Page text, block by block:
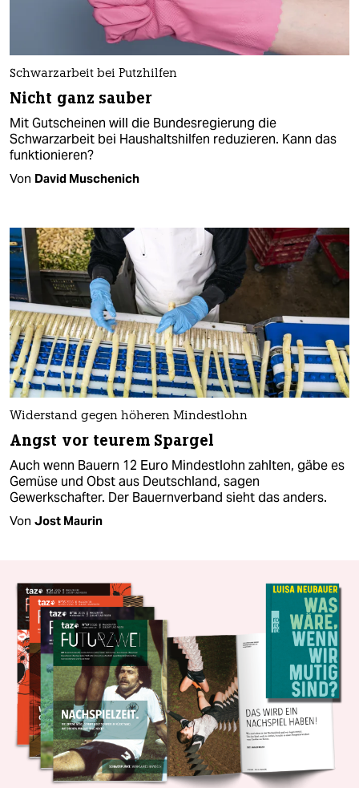
Schwarzarbeit bei Putzhilfen
Nicht ganz sauber
Mit Gutscheinen will die Bundesregierung die
Schwarzarbeit bei Haushaltshilfen reduzieren. Kann das
funktionieren?
Von David Muschenich
Widerstand gegen höheren Mindestlohn
Angst vor teurem Spargel
Auch wenn Bauern 12 Euro Mindestlohn zahlten, gäbe es
Gemüse und Obst aus Deutschland, sagen
Gewerkschafter. Der Bauernverband sieht das anders.
Von Jost Maurin